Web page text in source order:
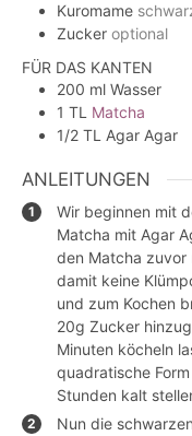
Kuromame
Zucker optional
FÜR DAS KANTEN
200 ml Wasser
1 TL Matcha
1/2 TL Agar Agar
ANLEITUNGEN
Wir beginnen mit
Matcha mit Agar
den Matcha zuvor
damit keine
und zum Kochen
20g Zucker
Minuten köcheln
quadratische
Stunden kalt
Nun die